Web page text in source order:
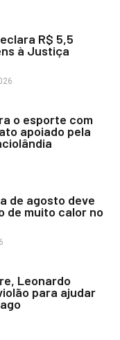
R$ 5,5
à Justiça
o esporte com
apoiado pela
de agosto deve
de muito calor no
Leonardo
para ajudar